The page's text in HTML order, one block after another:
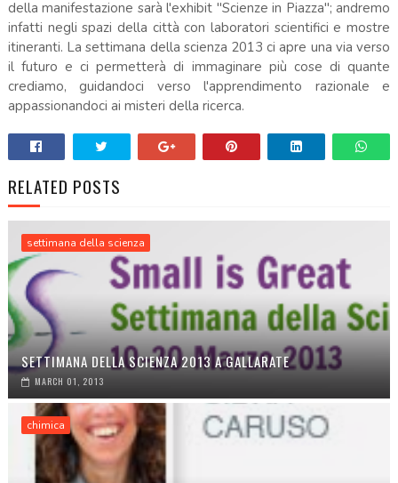
della manifestazione sarà l'exhibit "Scienze in Piazza"; andremo
infatti negli spazi della città con laboratori scientifici e mostre
itineranti. La settimana della scienza 2013 ci apre una via verso
il futuro e ci permetterà di immaginare più cose di quante
crediamo, guidandoci verso l'apprendimento razionale e
appassionandoci ai misteri della ricerca.
RELATED POSTS
settimana della scienza
SETTIMANA DELLA SCIENZA 2013 A GALLARATE
MARCH 01, 2013
chimica